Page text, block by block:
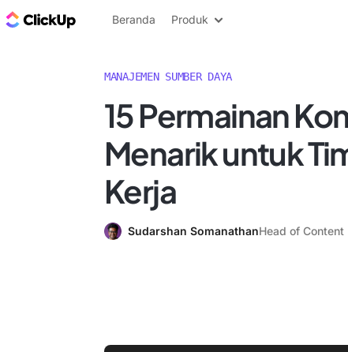
Blog ClickUp
Beranda Produk
MANAJEMEN SUMBER DAYA
15 Permainan
Menarik untuk
Kerja
Sudarshan SomanathanHead of Content